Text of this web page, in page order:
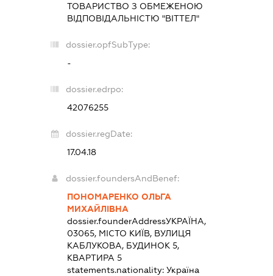
ТОВАРИСТВО З ОБМЕЖЕНОЮ
ВІДПОВІДАЛЬНІСТЮ "ВІТТЕЛ"
dossier.opfSubType:
-
dossier.edrpo:
42076255
dossier.regDate:
17.04.18
dossier.foundersAndBenef:
ПОНОМАРЕНКО ОЛЬГА
МИХАЙЛІВНА
dossier.founderAddressУКРАЇНА,
03065, МІСТО КИЇВ, ВУЛИЦЯ
КАБЛУКОВА, БУДИНОК 5,
КВАРТИРА 5
statements.nationality: Україна